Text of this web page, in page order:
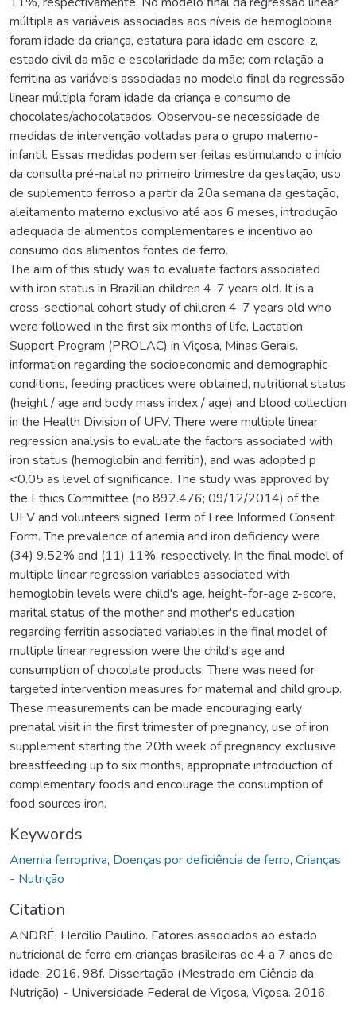
múltipla as variáveis associadas aos níveis de hemoglobina
foram idade da criança, estatura para idade em escore-z,
estado civil da mãe e escolaridade da mãe; com relação a
ferritina as variáveis associadas no modelo final da regressão
linear múltipla foram idade da criança e consumo de
chocolates/achocolatados. Observou-se necessidade de
medidas de intervenção voltadas para o grupo materno-
infantil. Essas medidas podem ser feitas estimulando o início
da consulta pré-natal no primeiro trimestre da gestação, uso
de suplemento ferroso a partir da 20a semana da gestação,
aleitamento materno exclusivo até aos 6 meses, introdução
adequada de alimentos complementares e incentivo ao
consumo dos alimentos fontes de ferro.
The aim of this study was to evaluate factors associated
with iron status in Brazilian children 4-7 years old. It is a
cross-sectional cohort study of children 4-7 years old who
were followed in the first six months of life, Lactation
Support Program (PROLAC) in Viçosa, Minas Gerais.
information regarding the socioeconomic and demographic
conditions, feeding practices were obtained, nutritional status
(height / age and body mass index / age) and blood collection
in the Health Division of UFV. There were multiple linear
regression analysis to evaluate the factors associated with
iron status (hemoglobin and ferritin), and was adopted p
<0.05 as level of significance. The study was approved by
the Ethics Committee (no 892.476; 09/12/2014) of the
UFV and volunteers signed Term of Free Informed Consent
Form. The prevalence of anemia and iron deficiency were
(34) 9.52% and (11) 11%, respectively. In the final model of
multiple linear regression variables associated with
hemoglobin levels were child's age, height-for-age z-score,
marital status of the mother and mother's education;
regarding ferritin associated variables in the final model of
multiple linear regression were the child's age and
consumption of chocolate products. There was need for
targeted intervention measures for maternal and child group.
These measurements can be made encouraging early
prenatal visit in the first trimester of pregnancy, use of iron
supplement starting the 20th week of pregnancy, exclusive
breastfeeding up to six months, appropriate introduction of
complementary foods and encourage the consumption of
food sources iron.
Keywords
Anemia ferropriva, Doenças por deficiência de ferro, Crianças
- Nutrição
Citation
ANDRÉ, Hercilio Paulino. Fatores associados ao estado
nutricional de ferro em crianças brasileiras de 4 a 7 anos de
idade. 2016. 98f. Dissertação (Mestrado em Ciência da
Nutrição) - Universidade Federal de Viçosa, Viçosa. 2016.